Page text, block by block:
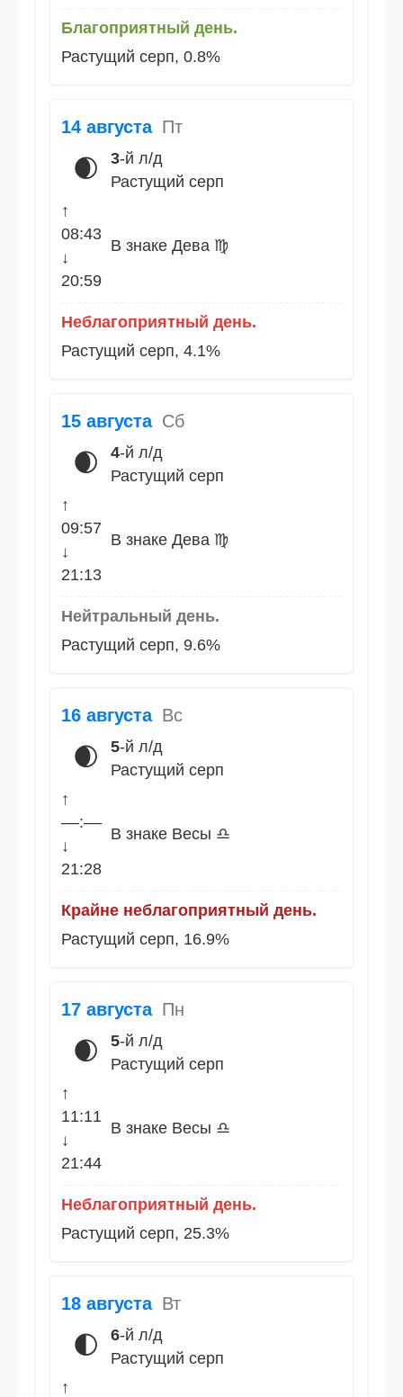
Благоприятный день.
Растущий серп, 0.8%
14 августа Пт
🌒 3-й л/д
Растущий серп
↑
08:43
↓
20:59
В знаке Дева ♍
Неблагоприятный день.
Растущий серп, 4.1%
15 августа Сб
🌒 4-й л/д
Растущий серп
↑
09:57
↓
21:13
В знаке Дева ♍
Нейтральный день.
Растущий серп, 9.6%
16 августа Вс
🌒 5-й л/д
Растущий серп
↑
––:––
↓
21:28
В знаке Весы ♎
Крайне неблагоприятный день.
Растущий серп, 16.9%
17 августа Пн
🌒 5-й л/д
Растущий серп
↑
11:11
↓
21:44
В знаке Весы ♎
Неблагоприятный день.
Растущий серп, 25.3%
18 августа Вт
🌓 6-й л/д
Растущий серп
↑